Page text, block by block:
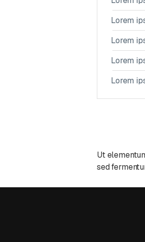
Lorem
Lorem
Lorem
Lorem
Ut
sed